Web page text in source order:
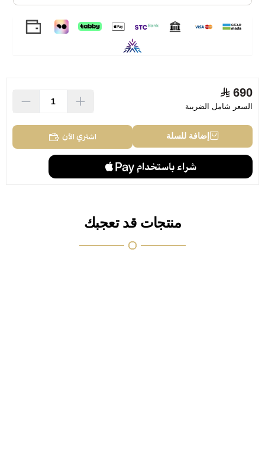
690
السعر شامل الضريبة
إضافة للسلة اشتري الآن
منتجات قد تعجبك